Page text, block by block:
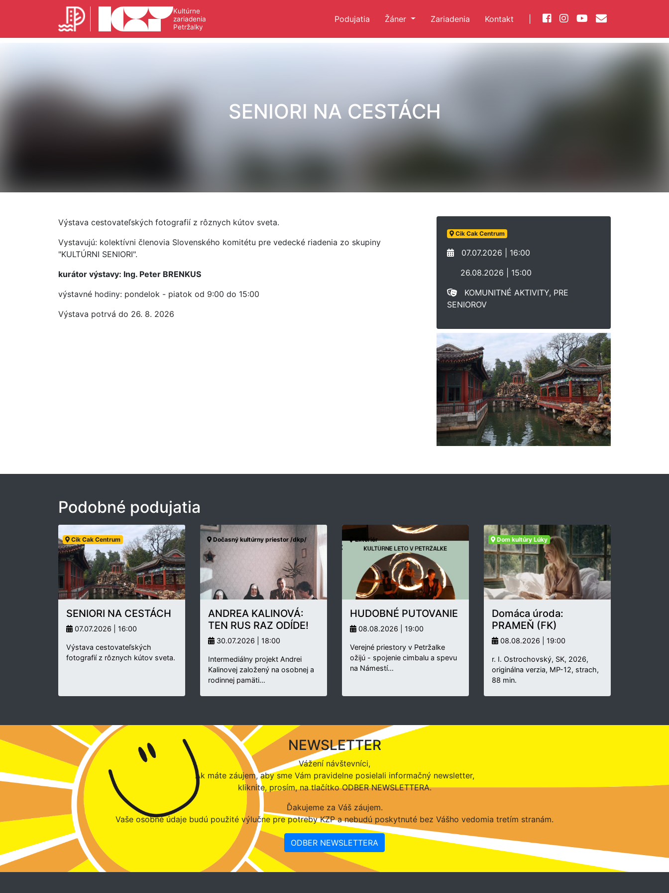
Kultúrne
zariadenia
Petržalky
Podujatia Žáner Zariadenia Kontakt
SENIORI NA CESTÁCH
Výstava cestovateľských fotografií z rôznych kútov sveta.
Vystavujú: kolektívni členovia Slovenského komitétu pre vedecké riadenia zo skupiny
"KULTÚRNI SENIORI".
kurátor výstavy: Ing. Peter BRENKUS
výstavné hodiny: pondelok - piatok od 9:00 do 15:00
Výstava potrvá do 26. 8. 2026
Cik Cak Centrum
07.07.2026 | 16:00
26.08.2026 | 15:00
KOMUNITNÉ AKTIVITY, PRE
SENIOROV
Podobné podujatia
Cik Cak Centrum
SENIORI NA CESTÁCH
07.07.2026 | 16:00
Výstava cestovateľských
fotografií z rôznych kútov sveta.
Dočasný kultúrny priestor /dkp/
ANDREA KALINOVÁ:
TEN RUS RAZ ODÍDE!
30.07.2026 | 18:00
Intermediálny projekt Andrei
Kalinovej založený na osobnej a
rodinnej pamäti…
Exteriér
HUDOBNÉ PUTOVANIE
08.08.2026 | 19:00
Verejné priestory v Petržalke
ožijú - spojenie cimbalu a spevu
na Námestí…
Dom kultúry Lúky
Domáca úroda:
PRAMEŇ (FK)
08.08.2026 | 19:00
r. I. Ostrochovský, SK, 2026,
originálna verzia, MP-12, strach,
88 min.
NEWSLETTER
Vážení návštevníci,
Ak máte záujem, aby sme Vám pravidelne posielali informačný newsletter,
kliknite, prosím, na tlačítko ODBER NEWSLETTERA.
Ďakujeme za Váš záujem.
Vaše osobné údaje budú použité výlučne pre potreby KZP a nebudú poskytnuté bez Vášho vedomia tretím stranám.
ODBER NEWSLETTERA